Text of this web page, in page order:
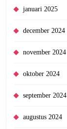
januari 2025
december 2024
november 2024
oktober 2024
september 2024
augustus 2024